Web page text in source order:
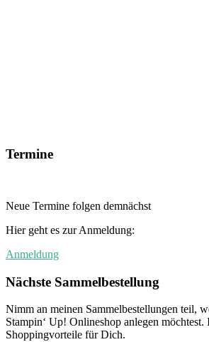
Termine
Neue Termine folgen demnächst
Hier geht es zur Anmeldung:
Anmeldung
Nächste Sammelbestellung
Nimm an meinen Sammelbestellungen teil,
Stampin‘ Up! Onlineshop anlegen
Shoppingvorteile für Dich.